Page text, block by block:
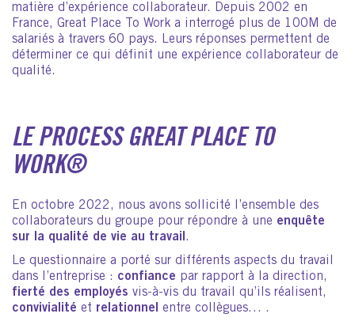
matière d’expérience collaborateur. Depuis 2002 en
France, Great Place To Work a interrogé plus de 100M de
salariés à travers 60 pays. Leurs réponses permettent de
déterminer ce qui définit une expérience collaborateur de
qualité.
LE PROCESS GREAT PLACE TO
WORK®
En octobre 2022, nous avons sollicité l’ensemble des
collaborateurs du groupe pour répondre à une enquête
sur la qualité de vie au travail.
Le questionnaire a porté sur différents aspects du travail
dans l’entreprise : confiance par rapport à la direction,
fierté des employés vis-à-vis du travail qu’ils réalisent,
convivialité et relationnel entre collègues… .